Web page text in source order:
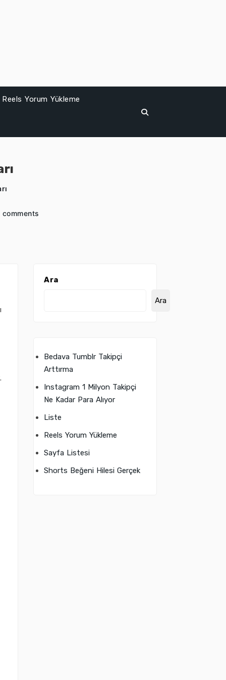
Reels Yorum Yükleme
comments
Ara
Ara
Bedava Tumblr Takipçi
Arttırma
Instagram 1 Milyon Takipçi
Ne Kadar Para Alıyor
Liste
Reels Yorum Yükleme
Sayfa Listesi
Shorts Beğeni Hilesi Gerçek